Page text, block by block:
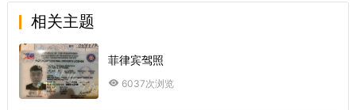
相关主题
菲律宾驾照
6037次浏览